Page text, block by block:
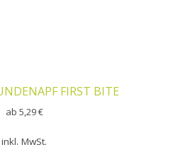
FIRST BITE
ab 5,29€
inkl. MwSt.